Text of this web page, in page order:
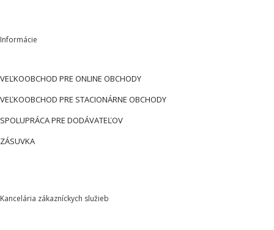
Informácie
VEĽKOOBCHOD PRE ONLINE OBCHODY
VEĽKOOBCHOD PRE STACIONÁRNE OBCHODY
SPOLUPRÁCA PRE DODÁVATEĽOV
ZÁSUVKA
Kancelária zákazníckych služieb